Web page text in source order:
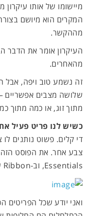
מיישומו של אותו
המקרים הוא מיושם
מההקשר.
העיקרון אומר את הדבר
מהאחרים.
זה נשמע טוב ויפה, אבל
שלושה מצבים אפשריים
מתוך זוג, או כמה מתוך
כשיש לנו פריט פעיל
די קלים. פשוט נותנים
Essentials, וב-Ribbon שלה אני רואה למשל את החלק הבא:
ואני יודע שכל הפריטים